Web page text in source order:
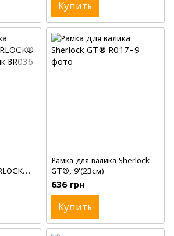
Купить
Рамка для валика Sherlock
GT®, 9'(23см)
636 грн
Купить